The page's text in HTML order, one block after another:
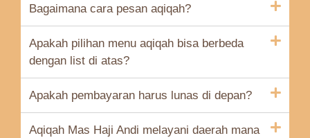
Bagaimana cara pesan aqiqah?
Apakah pilihan menu aqiqah bisa berbeda
dengan list di atas?
Apakah pembayaran harus lunas di depan?
Aqiqah Mas Haji Andi melayani daerah mana